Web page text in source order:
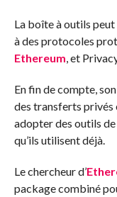
La boîte à outils
à des protocoles
Ethereum , et
En fin de compte,
des transferts privés
adopter des outils de
qu’ils utilisent déjà.
Le chercheur d’
package combiné